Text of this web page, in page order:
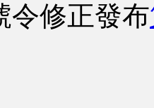
令修正發布